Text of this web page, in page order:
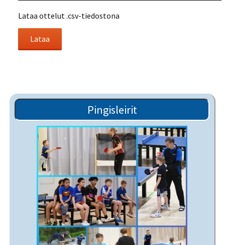
Lataa ottelut .csv-tiedostona
Pingisleirit